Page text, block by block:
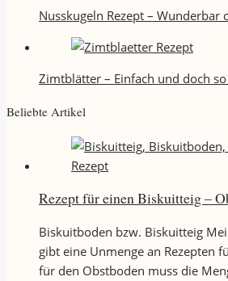
Nusskugeln Rezept – Wunderbar
Zimtblätter – Einfach und doch
Beliebte Artikel
Rezept für einen Biskuitteig –
Biskuitboden bzw. Biskuitteig
gibt eine Unmenge an Rezepten
für den Obstboden muss die